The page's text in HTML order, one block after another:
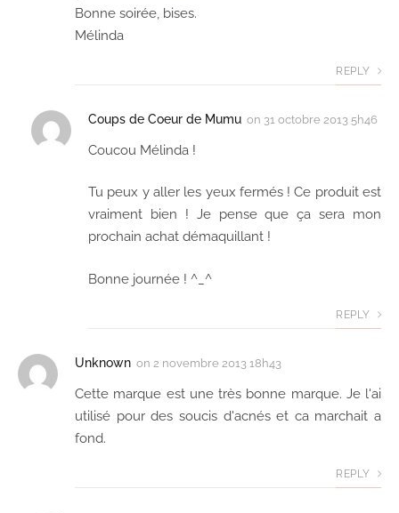
Bonne soirée, bises.
Mélinda
REPLY
Coups de Coeur de Mumu on 31 octobre 2013 5h46
Coucou Mélinda !
Tu peux y aller les yeux fermés ! Ce produit est
vraiment bien ! Je pense que ça sera mon
prochain achat démaquillant !
Bonne journée ! ^_^
REPLY
Unknown on 2 novembre 2013 18h43
Cette marque est une très bonne marque. Je l'ai
utilisé pour des soucis d'acnés et ca marchait a
fond.
REPLY